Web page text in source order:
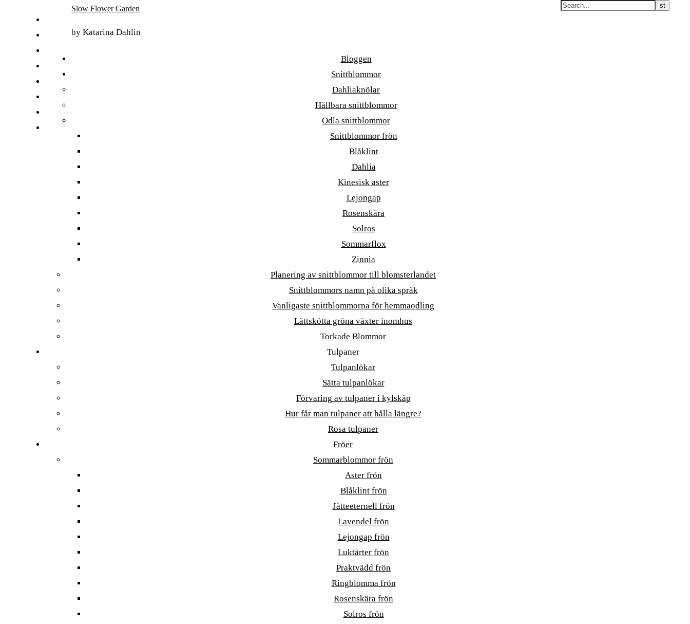
Slow Flower Garden
by Katarina Dahlin
Bloggen
Snittblommor
Dahliaknölar
Hållbara snittblommor
Odla snittblommor
Snittblommor frön
Blåklint
Dahlia
Kinesisk aster
Lejongap
Rosenskära
Solros
Sommarflox
Zinnia
Planering av snittblommor till blomsterlandet
Snittblommors namn på olika språk
Vanligaste snittblommorna för hemmaodling
Lättskötta gröna växter inomhus
Torkade Blommor
Tulpaner
Tulpanlökar
Sätta tulpanlökar
Förvaring av tulpaner i kylskåp
Hur får man tulpaner att hålla längre?
Rosa tulpaner
Fröer
Sommarblommor frön
Aster frön
Blåklint frön
Jätteeternell frön
Lavendel frön
Lejongap frön
Luktärter frön
Praktvädd frön
Ringblomma frön
Rosenskära frön
Solros frön